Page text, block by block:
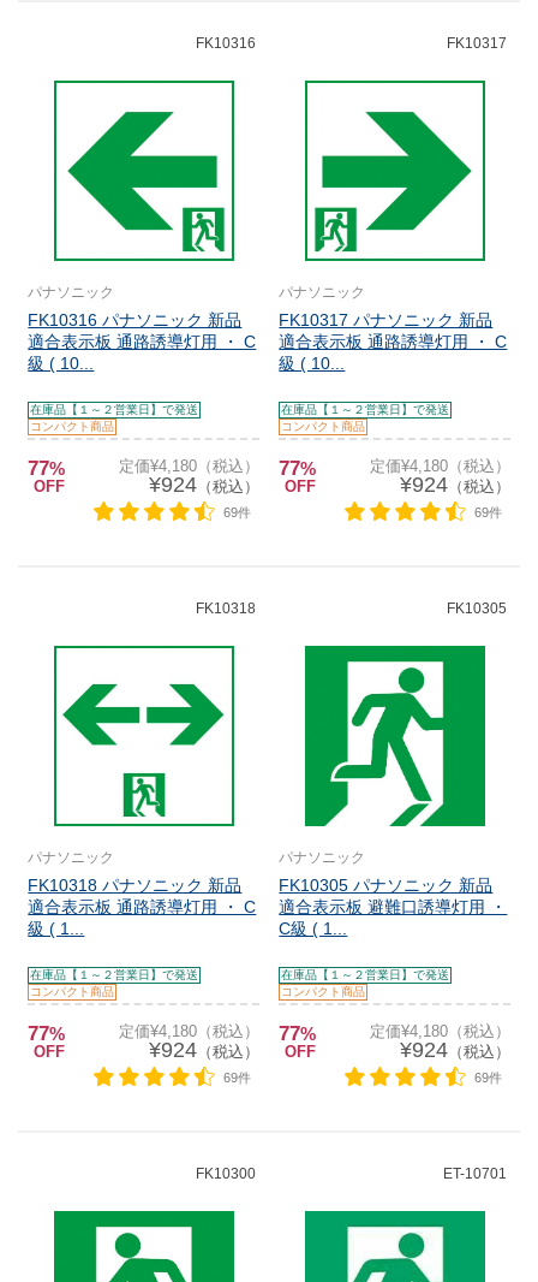
FK10316
パナソニック
FK10316 パナソニック 新品
適合表示板 通路誘導灯用 ・ C
級 ( 10...
在庫品【１～２営業日】で発送
コンパクト商品
77%
OFF
定価¥4,180（税込）
¥924（税込）
69件
FK10317
パナソニック
FK10317 パナソニック 新品
適合表示板 通路誘導灯用 ・ C
級 ( 10...
在庫品【１～２営業日】で発送
コンパクト商品
77%
OFF
定価¥4,180（税込）
¥924（税込）
69件
FK10318
パナソニック
FK10318 パナソニック 新品
適合表示板 通路誘導灯用 ・ C
級 ( 1...
在庫品【１～２営業日】で発送
コンパクト商品
77%
OFF
定価¥4,180（税込）
¥924（税込）
69件
FK10305
パナソニック
FK10305 パナソニック 新品
適合表示板 避難口誘導灯用 ・
C級 ( 1...
在庫品【１～２営業日】で発送
コンパクト商品
77%
OFF
定価¥4,180（税込）
¥924（税込）
69件
FK10300 ET-10701